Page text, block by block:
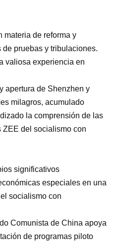
materia de reforma y
pruebas y tribulaciones.
valiosa experiencia en
apertura de Shenzhen y
milagros, acumulado
la comprensión de las
ZEE del socialismo con
significativos
especiales en una
socialismo con
Comunista de China apoya
de programas piloto